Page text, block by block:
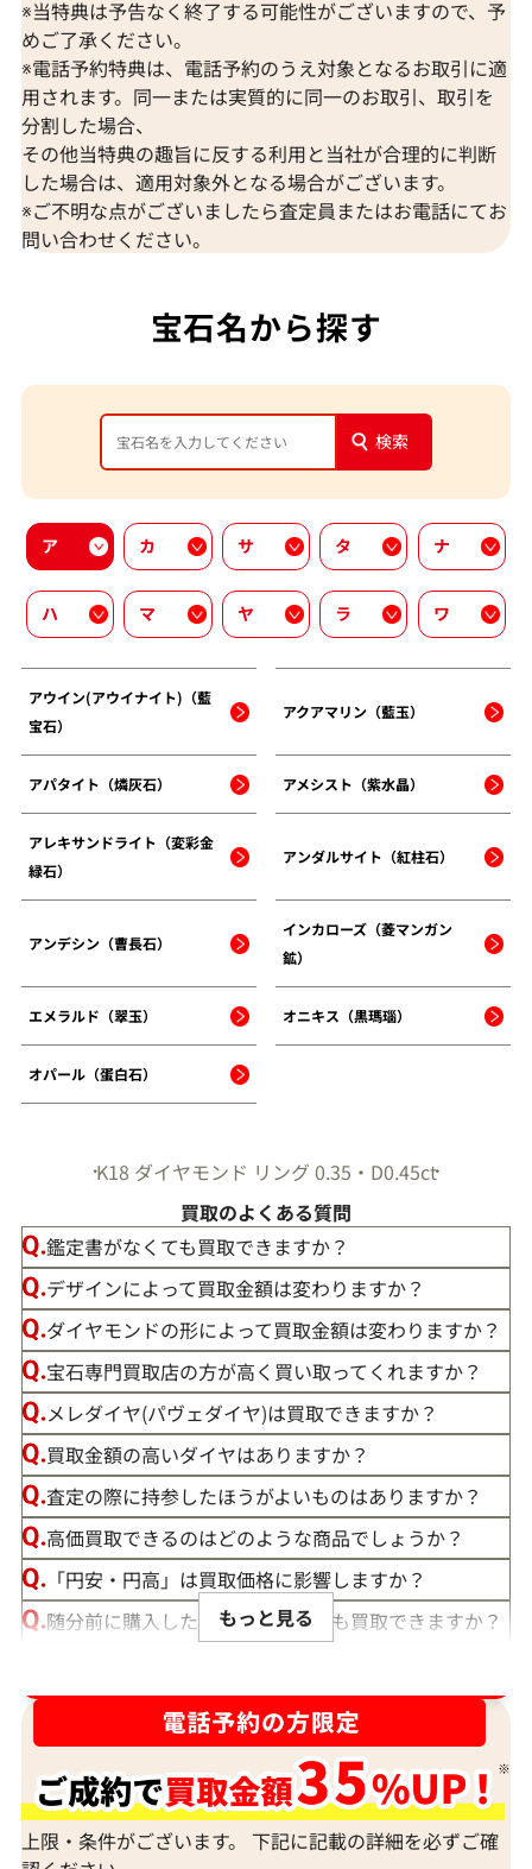
※当特典は予告なく終了する可能性がございますので、予
めご了承ください。
※電話予約特典は、電話予約のうえ対象となるお取引に適
用されます。同一または実質的に同一のお取引、取引を
分割した場合、
その他当特典の趣旨に反する利用と当社が合理的に判断
した場合は、適用対象外となる場合がございます。
※ご不明な点がございましたら査定員またはお電話にてお
問い合わせください。
宝石名から探す
検索
ア カ サ タ ナ
ハ マ ヤ ラ ワ
アウイン(アウイナイト)（藍
宝石）
アクアマリン（藍玉）
アパタイト（燐灰石） アメシスト（紫水晶）
アレキサンドライト（変彩金
緑石）
アンダルサイト（紅柱石）
アンデシン（曹長石）
インカローズ（菱マンガン
鉱）
エメラルド（翠玉） オニキス（黒瑪瑙）
オパール（蛋白石）
K18 ダイヤモンド リング 0.35・D0.45ct
買取のよくある質問
鑑定書がなくても買取できますか？
デザインによって買取金額は変わりますか？
ダイヤモンドの形によって買取金額は変わりますか？
宝石専門買取店の方が高く買い取ってくれますか？
メレダイヤ(パヴェダイヤ)は買取できますか？
買取金額の高いダイヤはありますか？
査定の際に持参したほうがよいものはありますか？
高価買取できるのはどのような商品でしょうか？
「円安・円高」は買取価格に影響しますか？
随分前に購入したダイヤモンドでも買取できますか？
宝石の大きさは買取価格に影響する？
ダイヤモンドの買取価格には、どんなことが影響しま
すか？
身分証明書がなぜ必要？
もっと見る
上限・条件がございます。 下記に記載の詳細を必ずご確